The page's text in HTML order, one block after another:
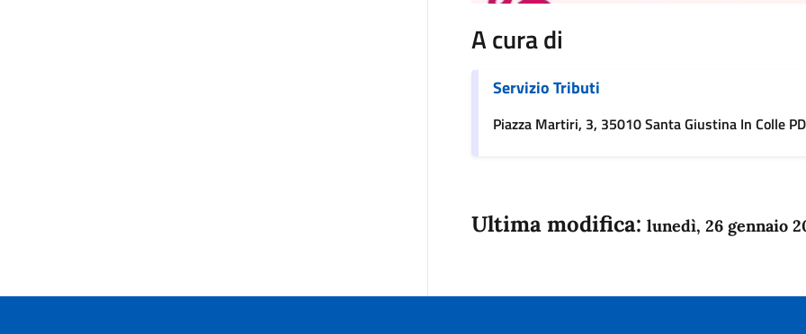
A cura di
Servizio Tributi
Piazza Martiri, 3, 35010 Santa Giustina In Colle
Ultima modifica: lunedì, 26 gennaio